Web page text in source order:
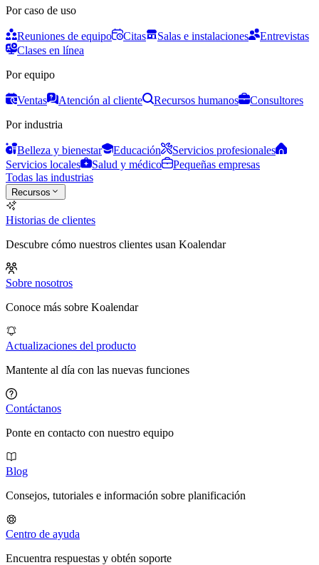
Por caso de uso
Reuniones de equipo Citas Salas e instalaciones
Entrevistas
Clases en línea
Por equipo
Ventas Atención al cliente Recursos humanos
Consultores
Por industria
Belleza y bienestar Educación
Servicios profesionales
Servicios locales
Salud y médico
Pequeñas empresas
Todas las industrias
Recursos
Historias de clientes
Descubre cómo nuestros clientes usan Koalendar
Sobre nosotros
Conoce más sobre Koalendar
Actualizaciones del producto
Mantente al día con las nuevas funciones
Contáctanos
Ponte en contacto con nuestro equipo
Blog
Consejos, tutoriales e información sobre planificación
Centro de ayuda
Encuentra respuestas y obtén soporte